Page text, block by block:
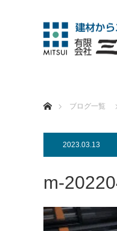
ブログ一覧
2023.03.13
m-